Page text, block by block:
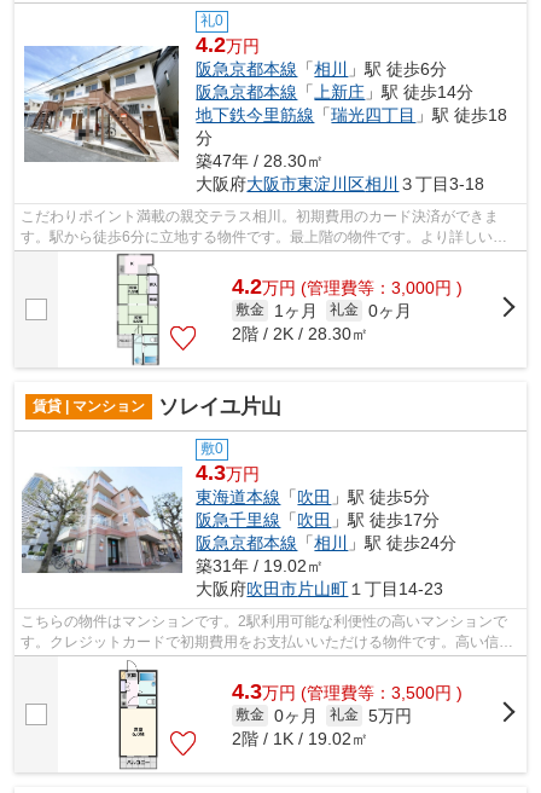
礼0
4.2万円
阪急京都本線 「相川
」駅 徒歩6分
阪急京都本線 「上新庄 」駅 徒歩14分
地下鉄今里筋線 「瑞光四丁目 」駅 徒歩18
分
築47年 / 28.30㎡
大阪府大阪市東淀川区相川 ３丁目3-18
こだわりポイント満載の親交テラス相川。初期費用のカード決済ができま
す。駅から徒歩6分に立地する物件です。最上階の物件です。より詳しい情
報や内見のご予約はミライズ吹田店までご...
4.2万円 (管理費等：3,000円 )
敷金 1ヶ月 礼金 0ヶ月
2階 / 2K / 28.30㎡
賃貸 | マンション ソレイユ片山
敷0
4.3万円
東海道本線 「吹田 」駅 徒歩5分
阪急千里線 「吹田 」駅 徒歩17分
阪急京都本線 「相川
」駅 徒歩24分
築31年 / 19.02㎡
大阪府吹田市片山町 １丁目14-23
こちらの物件はマンションです。2駅利用可能な利便性の高いマンションで
す。クレジットカードで初期費用をお支払いいただける物件です。高い信頼
性が魅力の鉄骨造建築。長年、東海道本...
4.3万円 (管理費等：3,500円 )
敷金 0ヶ月 礼金 5万円
2階 / 1K / 19.02㎡